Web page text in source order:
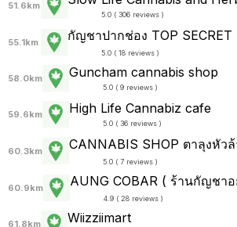
51.6km
5.0 ( 306 reviews )
55.1km กัญชาปากช่อง TOP SECRET
5.0 ( 18 reviews )
58.0km Guncham cannabis shop
5.0 ( 9 reviews )
59.6km High Life Cannabiz cafe
5.0 ( 36 reviews )
60.3km CANNABIS SHOP ตาลุงหัว
5.0 ( 7 reviews )
60.9km AUNG COBAR ( ร้านกัญชา
4.9 ( 28 reviews )
61.8km Wiizziimart